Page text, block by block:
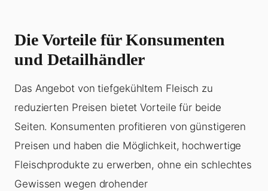
Die Vorteile für Konsumenten
und Detailhändler
Das Angebot von tiefgekühltem Fleisch zu
reduzierten Preisen bietet Vorteile für beide
Seiten. Konsumenten profitieren von günstigeren
Preisen und haben die Möglichkeit, hochwertige
Fleischprodukte zu erwerben, ohne ein schlechtes
Gewissen wegen drohender